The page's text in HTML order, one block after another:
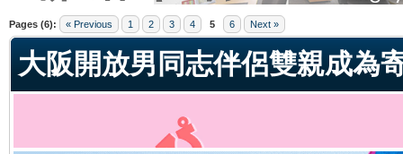
Pages (6): « Previous 1 2 3 4 5 6 Next »
大阪開放男同志伴侶雙親成為